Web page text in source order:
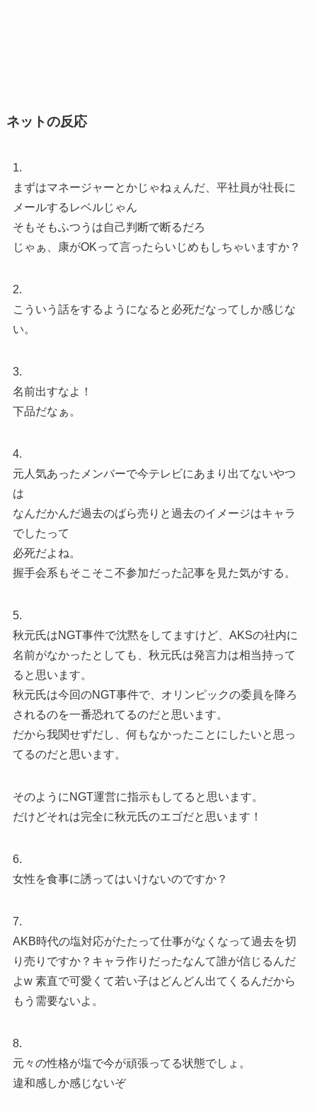
ネットの反応
1.
まずはマネージャーとかじゃねぇんだ、平社員が社長に
メールするレベルじゃん
そもそもふつうは自己判断で断るだろ
じゃぁ、康がOKって言ったらいじめもしちゃいますか？
2.
こういう話をするようになると必死だなってしか感じな
い。
3.
名前出すなよ！
下品だなぁ。
4.
元人気あったメンバーで今テレビにあまり出てないやつ
は
なんだかんだ過去のばら売りと過去のイメージはキャラ
でしたって
必死だよね。
握手会系もそこそこ不参加だった記事を見た気がする。
5.
秋元氏はNGT事件で沈黙をしてますけど、AKSの社内に
名前がなかったとしても、秋元氏は発言力は相当持って
ると思います。
秋元氏は今回のNGT事件で、オリンピックの委員を降ろ
されるのを一番恐れてるのだと思います。
だから我関せずだし、何もなかったことにしたいと思っ
てるのだと思います。
そのようにNGT運営に指示もしてると思います。
だけどそれは完全に秋元氏のエゴだと思います！
6.
女性を食事に誘ってはいけないのですか？
7.
AKB時代の塩対応がたたって仕事がなくなって過去を切
り売りですか？キャラ作りだったなんて誰が信じるんだ
よw 素直で可愛くて若い子はどんどん出てくるんだから
もう需要ないよ。
8.
元々の性格が塩で今が頑張ってる状態でしょ。
違和感しか感じないぞ